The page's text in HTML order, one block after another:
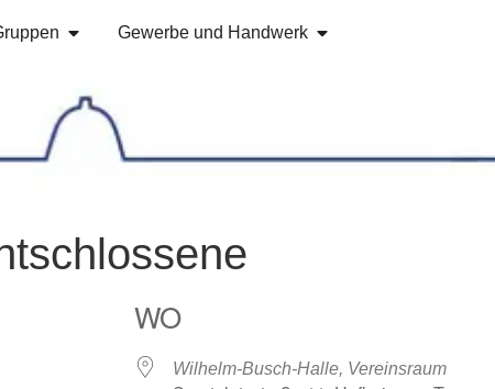
Gewerbe und Handwerk
WO
Wilhelm-Busch-Halle, Vereinsraum